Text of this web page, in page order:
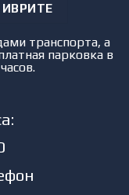
ИВРИТЕ
транспорта, а
парковка в